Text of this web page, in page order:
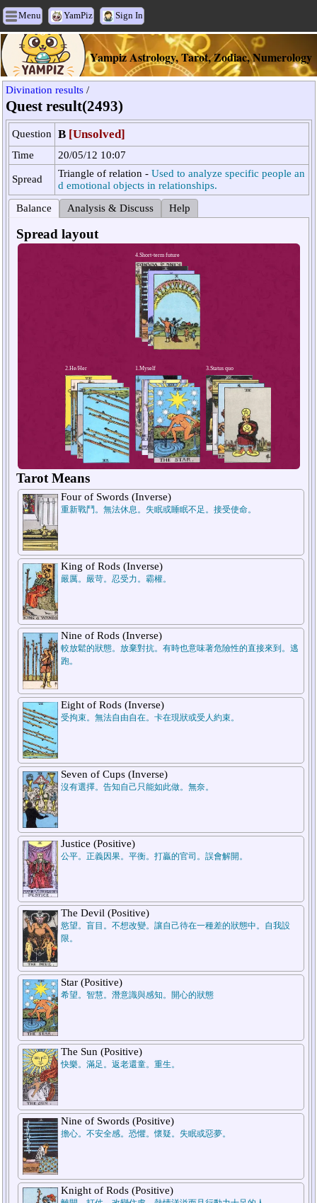
Menu YamPiz Sign In
Yampiz Astrology, Tarot, Zodiac, Numerology
Divination results /
Quest result(2493)
Question B [Unsolved]
Time 20/05/12 10:07
Spread Triangle of relation - Used to analyze specific people an
d emotional objects in relationships.
Balance
Analysis & Discuss Help
Spread layout
1.Myself
2.He/Her
4.Short-term future
Tarot Means
Four of Swords (Inverse)
重新戰鬥。無法休息。失眠或睡眠不足。接受使命。
King of Rods (Inverse)
嚴厲。嚴苛。忍受力。霸權。
Nine of Rods (Inverse)
較放鬆的狀態。放棄對抗。有時也意味著危險性的直接來到。逃
跑。
Eight of Rods (Inverse)
受拘束。無法自由自在。卡在現狀或受人約束。
Seven of Cups (Inverse)
沒有選擇。告知自己只能如此做。無奈。
Justice (Positive)
公平。正義因果。平衡。打贏的官司。誤會解開。
The Devil (Positive)
慾望。盲目。不想改變。讓自己待在一種差的狀態中。自我設
限。
Star (Positive)
希望。智慧。潛意識與感知。開心的狀態
The Sun (Positive)
快樂。滿足。返老還童。重生。
Nine of Swords (Positive)
擔心。不安全感。恐懼。懷疑。失眠或惡夢。
Knight of Rods (Positive)